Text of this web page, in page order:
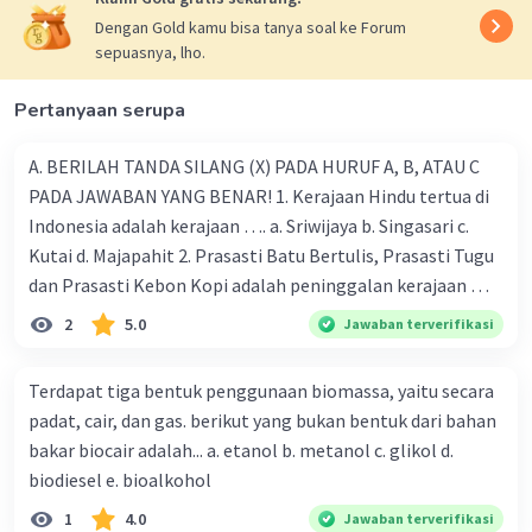
Johanna M Level 1
08 September 2024 11:18
makasih yaa😇
Dengan Gold kamu bisa tanya soal ke Forum
sepuasnya, lho.
Pertanyaan serupa
A. BERILAH TANDA SILANG (X) PADA HURUF A, B, ATAU C
PADA JAWABAN YANG BENAR! 1. Kerajaan Hindu tertua di
Indonesia adalah kerajaan …. a. Sriwijaya b. Singasari c.
Kutai d. Majapahit 2. Prasasti Batu Bertulis, Prasasti Tugu
dan Prasasti Kebon Kopi adalah peninggalan kerajaan ….
a. Majapahit b. Demak c. Tarumanegara d. Gowa-Tallo 3.
Kerajaan Mataram Islam mencapai puncak kejayaan pada
Sultan Ageng Tirtayasa d. Sultan Hasanudin 4. Kerajaan
Islam pertama di Indonesia adalah …. a. Aceh b. Demak c.
Gowa-Tallo d. Samudra Pasai 5. Berikut adalah
peninggalan kerajaan Islam, kecuali … a. Masjid Demak b.
Menara Kudus c. Candi Borobudur d. Pondok Pesantren 6.
2 5.0 Jawaban terverifikasi
Terdapat tiga bentuk penggunaan biomassa, yaitu secara
padat, cair, dan gas. berikut yang bukan bentuk dari bahan
bakar biocair adalah... a. etanol b. metanol c. glikol d.
biodiesel e. bioalkohol
1 4.0 Jawaban terverifikasi